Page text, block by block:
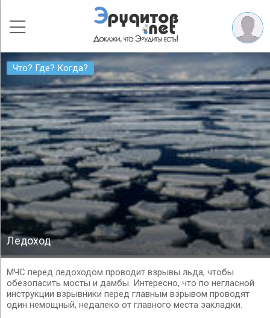
Что? Где? Когда?
Ледоход
МЧС перед ледоходом проводит взрывы льда, чтобы
обезопасить мосты и дамбы. Интересно, что по негласной
инструкции взрывники перед главным взрывом проводят
один немощный, недалеко от главного места закладки.